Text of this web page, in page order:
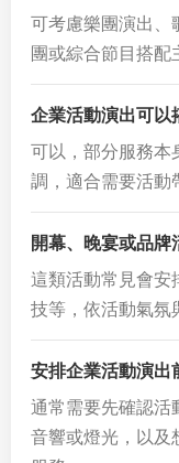
可考慮樂團演出、
團或綜合節目搭配
企業活動演出可以
可以，部分服務本
調，適合需要活動
開幕、晚宴或品牌
這類活動常見會安
技等，依活動氣氛
安排企業活動演出
通常需要先確認活
音響或燈光，以及